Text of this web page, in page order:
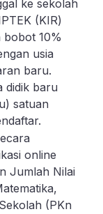
ke sekolah
(KIR)
bobot 10%
usia
baru.
didik baru
satuan
online
Jumlah Nilai
(PKn